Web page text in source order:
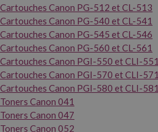
Cartouches Canon PG-512 et CL-513
Cartouches Canon PG-540 et CL-541
Cartouches Canon PG-545 et CL-546
Cartouches Canon PG-560 et CL-561
Cartouches Canon PGI-550 et CLI-551
Cartouches Canon PGI-570 et CLI-571
Cartouches Canon PGI-580 et CLI-581
Toners Canon 041
Toners Canon 047
Toners Canon 052